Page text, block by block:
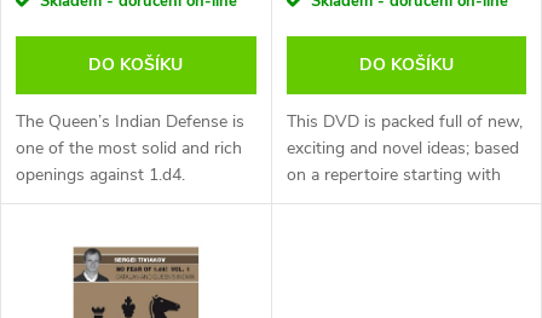
o
d
u
r
d
u
DO KOŠÍKU
The Queen’s Indian Defense is
one of the most solid and rich
openings against 1.d4.
Together with the Nimzo-
the so called “Classical Setup”,...
DO KOŠÍKU
This DVD is packed full of new,
exciting and novel ideas; based
on a repertoire starting with
the moves 1 d4 Nf6 2 c4 e6 3